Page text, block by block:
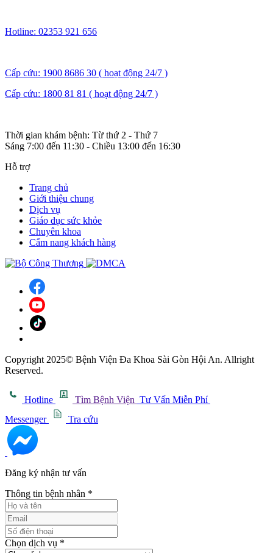
Hotline: 02353 921 656
Cấp cứu: 1900 8686 30 ( hoạt động 24/7 )
Cấp cứu: 1800 81 81 ( hoạt động 24/7 )
Thời gian khám bệnh: Từ thứ 2 - Thứ 7
Sáng 7:00 đến 11:30 - Chiều 13:00 đến 16:30
Hỗ trợ
Trang chủ
Giới thiệu chung
Dịch vụ
Giáo dục sức khỏe
Chuyên khoa
Cẩm nang khách hàng
Copyright 2025© Bệnh Viện Đa Khoa Sài Gòn Hội An. Allright
Reserved.
Hotline Tìm Bệnh Viện Tư Vấn Miễn Phí
Messenger
Tra cứu
Đăng ký nhận tư vấn
Thông tin bệnh nhân *
Chọn dịch vụ *